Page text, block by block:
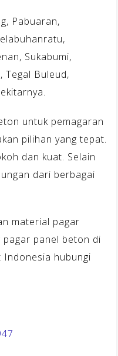
Pabuaran,
Sukabumi,
Tegal Buleud,
untuk pemagaran
pilihan yang tepat.
dan kuat. Selain
dari berbagai
material pagar
panel beton di
Indonesia hubungi